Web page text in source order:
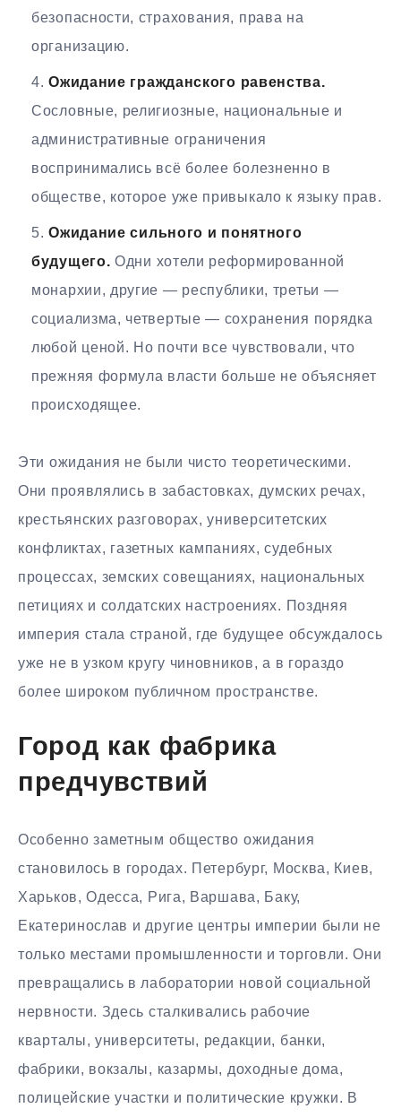
безопасности, страхования, права на
организацию.
Ожидание гражданского равенства.
Сословные, религиозные, национальные и
административные ограничения
воспринимались всё более болезненно в
обществе, которое уже привыкало к языку прав.
Ожидание сильного и понятного
будущего. Одни хотели реформированной
монархии, другие — республики, третьи —
социализма, четвертые — сохранения порядка
любой ценой. Но почти все чувствовали, что
прежняя формула власти больше не объясняет
происходящее.
Эти ожидания не были чисто теоретическими.
Они проявлялись в забастовках, думских речах,
крестьянских разговорах, университетских
конфликтах, газетных кампаниях, судебных
процессах, земских совещаниях, национальных
петициях и солдатских настроениях. Поздняя
империя стала страной, где будущее обсуждалось
уже не в узком кругу чиновников, а в гораздо
более широком публичном пространстве.
Город как фабрика
предчувствий
Особенно заметным общество ожидания
становилось в городах. Петербург, Москва, Киев,
Харьков, Одесса, Рига, Варшава, Баку,
Екатеринослав и другие центры империи были не
только местами промышленности и торговли. Они
превращались в лаборатории новой социальной
нервности. Здесь сталкивались рабочие
кварталы, университеты, редакции, банки,
фабрики, вокзалы, казармы, доходные дома,
полицейские участки и политические кружки. В